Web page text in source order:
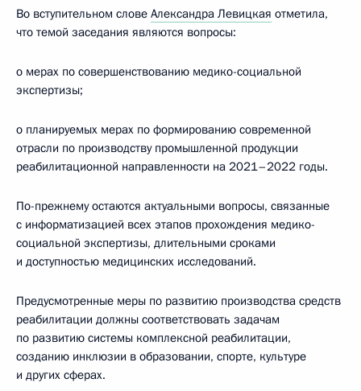
Во вступительном слове Александра Левицкая отметила,
что темой заседания являются вопросы:
о мерах по совершенствованию медико-социальной
экспертизы;
о планируемых мерах по формированию современной
отрасли по производству промышленной продукции
реабилитационной направленности на 2021–2022 годы.
По-прежнему остаются актуальными вопросы, связанные
с информатизацией всех этапов прохождения медико-
социальной экспертизы, длительными сроками
и доступностью медицинских исследований.
Предусмотренные меры по развитию производства средств
реабилитации должны соответствовать задачам
по развитию системы комплексной реабилитации,
созданию инклюзии в образовании, спорте, культуре
и других сферах.